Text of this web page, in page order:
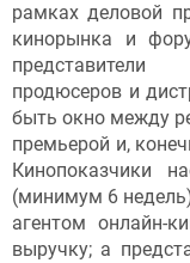
рамках деловой
кинорынка и
представители
продюсеров и
быть окно между
премьерой и,
Кинопоказчики
(минимум 6
агентом онлайн-
выручку; а